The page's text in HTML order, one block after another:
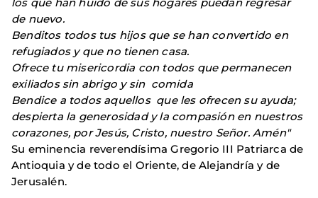
de nuevo.
Benditos todos tus hijos que se han convertido en
refugiados y que no tienen casa.
Ofrece tu misericordia con todos que permanecen
exiliados sin abrigo y sin comida
Bendice a todos aquellos que les ofrecen su ayuda;
despierta la generosidad y la compasión en nuestros
corazones, por Jesús, Cristo, nuestro Señor. Amén"
Su eminencia reverendísima Gregorio III Patriarca de
Antioquia y de todo el Oriente, de Alejandría y de
Jerusalén.